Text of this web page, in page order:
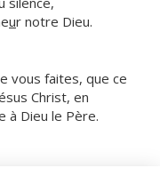
ur notre Dieu.
vous faites, que ce
Christ, en
à Dieu le Père.